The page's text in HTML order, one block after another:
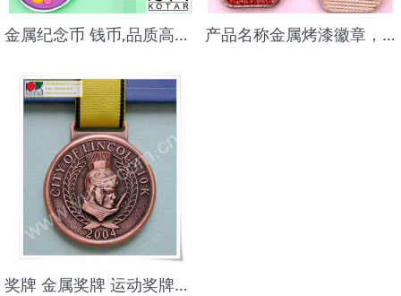
金属纪念币 钱币,品质高档,做工精美,LOGO可刷,镭射广告语印 产品名称金属烤漆徽章，滴胶加金葱粉徽章，金属徽章，广告礼品徽章
奖牌 金属奖牌 运动奖牌奖章,铜材质奖牌